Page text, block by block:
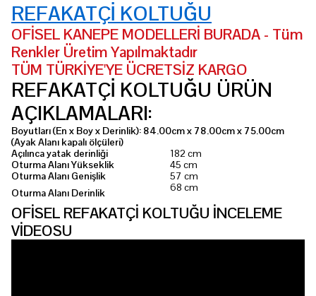
REFAKATÇİ KOLTUĞU
OFİSEL KANEPE MODELLERİ BURADA - Tüm
Renkler Üretim Yapılmaktadır
TÜM TÜRKİYE'YE ÜCRETSİZ KARGO
REFAKATÇİ KOLTUĞU ÜRÜN
AÇIKLAMALARI:
Boyutları (En x Boy x Derinlik): 84.00cm x 78.00cm x 75.00cm
(Ayak Alanı kapalı ölçüleri)
Açılınca yatak derinliği
182 cm
Oturma Alanı Yükseklik
45 cm
Oturma Alanı Genişlik
57 cm
Oturma Alanı Derinlik
68 cm
OFİSEL REFAKATÇİ KOLTUĞU İNCELEME
VİDEOSU